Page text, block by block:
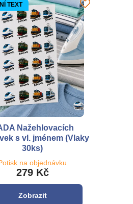
TEXT
Nažehlovacích
s vl. jménem (Vlaky
30ks)
na objednávku
279 Kč
Zobrazit